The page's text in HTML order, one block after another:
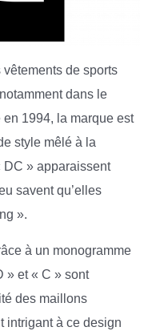
de sports
dans le
1994, la marque est
style mêlé à la
» apparaissent
savent qu’elles
».
à un monogramme
» et « C » sont
des maillons
intrigant à ce design